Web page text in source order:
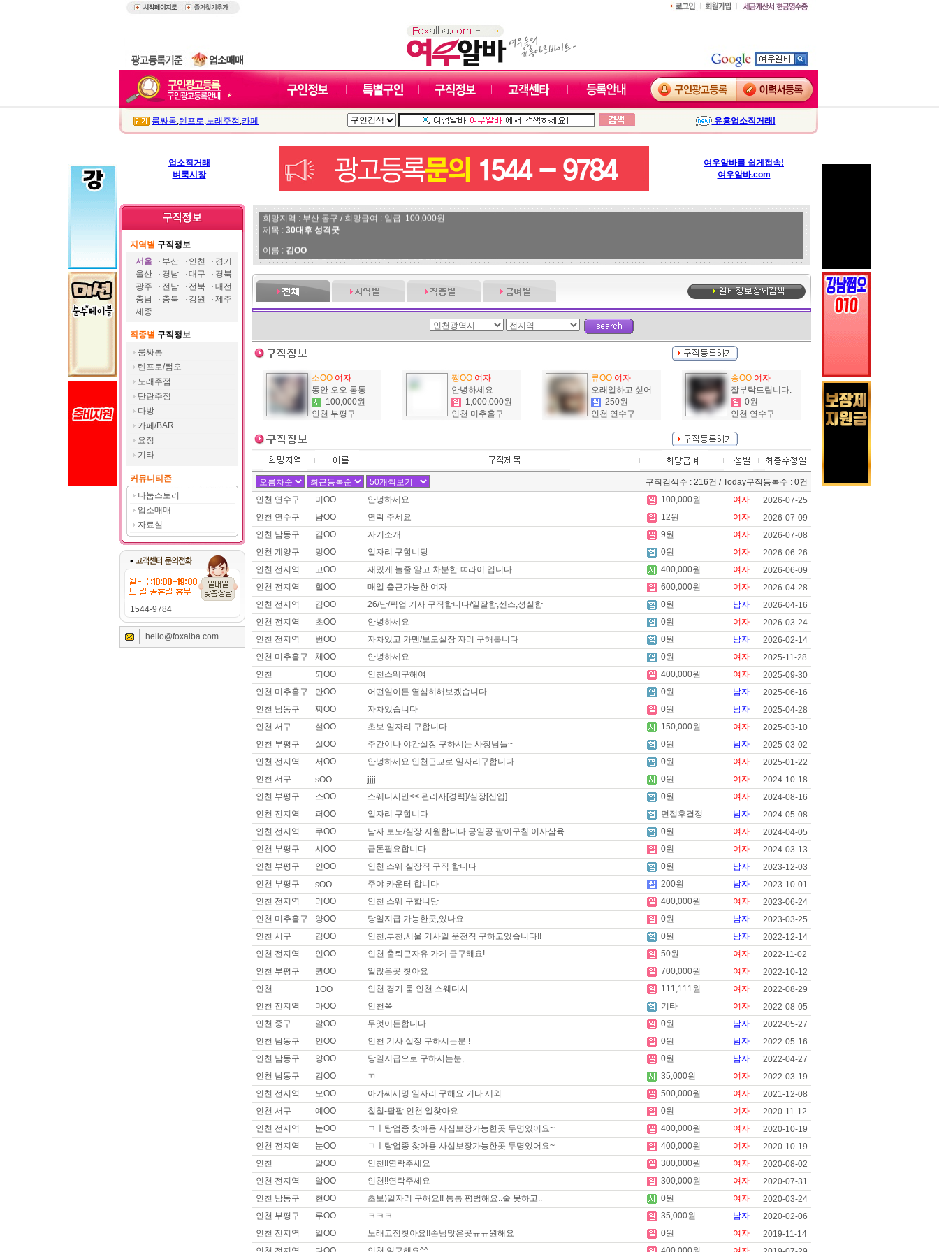
룸싸롱,텐프로,노래주점 ,카페 유흥업소직거래!
업소직거래
벼룩시장
여우알바를 쉽게접속!
여우알바.com
지역별 구직정보
서울
부산 인천
경기
울산
경남 대구
경북
광주
전남 전북
대전
충남
충북 강원
제주
세종
직종별 구직정보
룸싸롱
텐프로/쩜오
노래주점
단란주점
다방
카페/BAR
요정
기타
커뮤니티존
나눔스토리
업소매매
자료실
1544-9784
hello@foxalba.com
희망지역 : 부산 동구 / 희망급여 : 일급 100,000원
제목 : 30대후 성격굿
이름 : 김OO
희망지역 : 서울 전지역 / 희망급여 : 시급 12,000원
이름 :쿠OO
희망지역 : 서울 전지역 / 희망급여 : 면접후결정 0원
제목 :트젠 쉬멜입니다.
제목 : 여장시디 필요하신분 찾아요
이름 :두OO
희망지역 : 경기 수원시 / 희망급여 : 면접후결정 0원
유흥쪽,밤일,운적일자리 구합니다
희망지역 : 전남 신안군 / 희망급여 : 면접후결정 0원
제목 : 신안 다방
이름 :
김OO
희망지역 : 전남 신안군 / 희망급여 : 면접후결정 0원
제목 :다방일 구해요.
이름 :예OO
희망지역 : 경남 전지역 / 희망급여 : 시급 50,000원
제목 :애교많은 >_<예리 !! 열심히 일하겠습니다
이름 :덴OO
희망지역 : 서울 강남구 / 희망급여 : 면접후결정 0원
제목 :센스넘치는 이십대 실장,카운터 구합니다 자차운전가능합니다
이름 :토OO
희망지역 : 경기 화성시 / 희망급여 : 면접후결정 0원
제목 :구인구직합니다
이름 :이OO
희망지역 : 서울 전지역 / 희망급여 : 면접후결정 0원
제목 :안녕하세요
이름 :고OO
희망지역 : 경기 안산시 / 희망급여 : 면접후결정 0원
제목 :사이즈 큰데 일 가능할까요?
이름 :이OO
희망지역 : 경기 수원시 / 희망급여 : 면접후결정 0원
제목 :자차 // 운전 실장 합니다
이름 :SOO
희망지역 : 경기 수원시 / 희망급여 : 일급 100,000원
제목 :안녕하세요
이름 :세OO
희망지역 : 서울 강남구 / 희망급여 : 면접후결정 0원
제목 :자차보유로 할수있는 일 구하고있습니다.
이름 :트OO
희망지역 : 서울 전지역 / 희망급여 : 일급 300,000원
제목 :트젠선희
이름 : 쇠OO
희망지역 : 서울 강서구 / 희망급여 : 면접후결정 0원
제목 :매니저,실장급으로 구직합니다.
이름 :일OO
희망지역 : 부산 북구 / 희망급여 : 일급 400,000원
제목 :부산이구~일자리구해욥!!^^
이름 :
희망지역 : 서울 강남구 / 희망급여 : 면접후결정 0원
제목 :잘 부탁드립니다
이름 :은OO
희망지역 : 서울 강북구 / 희망급여 : 면접후결정 0원
제목 :안녕하세요 장기근무 구합니다
이름 :아OO
희망지역 : 경기 고양시 / 희망급여 : 면접후결정 0원
제목 :남성마시지사 남성도우미
이름 :이OO
희망지역 : 경기 고양시 / 희망급여 : 면접후결정 0원
제목 :잘부탁드립니다. 이나리입니다.월~금 주간 or 금,토 야간 일자리 찾고 있어요
이름 :안OO
희망지역 : 경기 고양시 / 희망급여 : 면접후결정 0원
제목 :안 ㅁ 나 오 ㅍ 없을까요?
이름 :이OO
희망지역 : 서울 관악구 / 희망급여 : 면접후결정 0원
제목 : 44사이즈 썰부자 타로리더
소OO 여자
동안 오오 통통
100,000원
인천 부평구
쩡OO 여자
안녕하세요
1,000,000원
인천 미추홀구
류OO 여자
오래일하고 싶어
250원
인천 연수구
송OO 여자
잘부탁드립니다.
0원
인천 연수구
구직검색수 : 216건 / Today구직등록수 : 0건
인천 연수구
미OO 안녕하세요 100,000원 여자
2026-07-25
인천 연수구
냠OO 연락 주세요 12원 여자
2026-07-09
인천 남동구
김OO 자기소개 9원 여자
2026-07-08
인천 계양구
밍OO 일자리 구함니당 0원 여자
2026-06-26
인천 전지역
고OO 재밌게 놀줄 알고 차분한 ㄸ라이 입니다 400,000원 여자
2026-06-09
인천 전지역
힐OO 매일 출근가능한 여자 600,000원 여자
2026-04-28
인천 전지역
김OO 26/남/픽업 기사 구직합니다/일잘함,센스,성실함 0원 남자
2026-04-16
인천 전지역
초OO 안녕하세요 0원 여자
2026-03-24
인천 전지역
번OO 자차있고 카맨/보도실장 자리 구해봅니다 0원 남자
2026-02-14
인천 미추홀구
체OO 안녕하세요 0원 여자
2025-11-28
인천
되OO 인천스웨구해여 400,000원 여자
2025-09-30
인천 미추홀구
만OO 어떤일이든 열심히해보겠습니다 0원 남자
2025-06-16
인천 남동구
찌OO 자차있습니다 0원 남자
2025-04-28
인천 서구
설OO 초보 일자리 구합니다. 150,000원 여자
2025-03-10
인천 부평구
실OO 주간이나 야간실장 구하시는 사장님들~ 0원 남자
2025-03-02
인천 전지역
서OO 안녕하세요 인천근교로 일자리구합니다 0원 여자
2025-01-22
인천 서구
sOO jjjj 0원 여자
2024-10-18
인천 부평구
스OO 스웨디시만<< 관리사[경력]/실장[신입] 0원 여자
2024-08-16
인천 전지역
퍼OO 일자리 구합니다 면접후결정 남자
2024-05-08
인천 전지역
쿠OO 남자 보도/실장 지원합니다 공일공 팔이구칠 이사삼육 0원 여자
2024-04-05
인천 부평구
시OO 급돈필요합니다 0원 여자
2024-03-13
인천 부평구
인OO 인천 스웨 실장직 구직 합니다 0원 남자
2023-12-03
인천 부평구
sOO 주야 카운터 합니다 200원 남자
2023-10-01
인천 전지역
리OO 인천 스웨 구합니당 400,000원 여자
2023-06-24
인천 미추홀구
양OO 당일지급 가능한곳,있나요 0원 남자
2023-03-25
인천 서구
김OO 인천,부천,서울 기사일 운전직 구하고있습니다!! 0원 남자
2022-12-14
인천 전지역
인OO 인천 출퇴근자유 가게 급구해요! 50원 여자
2022-11-02
인천 부평구
퀸OO 일많은곳 찾아요 700,000원 여자
2022-10-12
인천
1OO 인천 경기 룸 인천 스웨디시 111,111원 여자
2022-08-29
인천 전지역
마OO 인천쪽 기타 여자
2022-08-05
인천 중구
알OO 무엇이든합니다 0원 남자
2022-05-27
인천 남동구
인OO 인천 기사 실장 구하시는분 ! 0원 남자
2022-05-16
인천 남동구
양OO 당일지급으로 구하시는분, 0원 남자
2022-04-27
인천 남동구
김OO ㄲ 35,000원 여자
2022-03-19
인천 전지역
모OO 아가씨세명 일자리 구해요 기타 제외 500,000원 여자
2021-12-08
인천 서구
예OO 칠칠-팔팔 인천 일찾아요 0원 여자
2020-11-12
인천 전지역
눈OO ㄱㅣ탕업종 찾아용 사십보장가능한곳 두명있어요~ 400,000원 여자
2020-10-19
인천 전지역
눈OO ㄱㅣ탕업종 찾아용 사십보장가능한곳 두명있어요~ 400,000원 여자
2020-10-19
인천
알OO 인천!!연락주세요 300,000원 여자
2020-08-02
인천 전지역
알OO 인천!!연락주세요 300,000원 여자
2020-07-31
인천 남동구
현OO 초보)일자리 구해요!! 통통 평범해요..술 못하고.. 0원 여자
2020-03-24
인천 부평구
루OO ㅋㅋㅋ 35,000원 남자
2020-02-06
인천 전지역
일OO 노래고정찾아요!!손님많은곳ㅠㅠ원해요 0원 여자
2019-11-14